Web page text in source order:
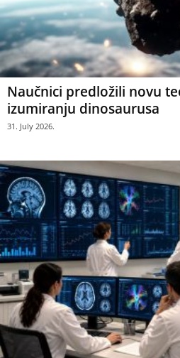
Naučnici predložili novu
izumiranju dinosaurusa
31. July 2026.